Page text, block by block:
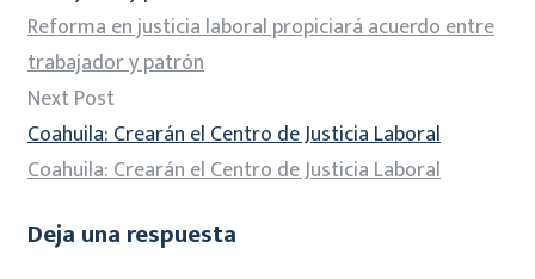
Reforma en justicia laboral propiciará acuerdo entre
trabajador y patrón
Next Post
Coahuila: Crearán el Centro de Justicia Laboral
Coahuila: Crearán el Centro de Justicia Laboral
Deja una respuesta